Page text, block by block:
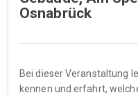
Osnabrück
Bei dieser Veranstaltung
kennen und erfahrt,